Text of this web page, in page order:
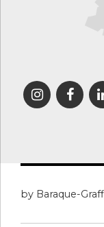
by Baraque-